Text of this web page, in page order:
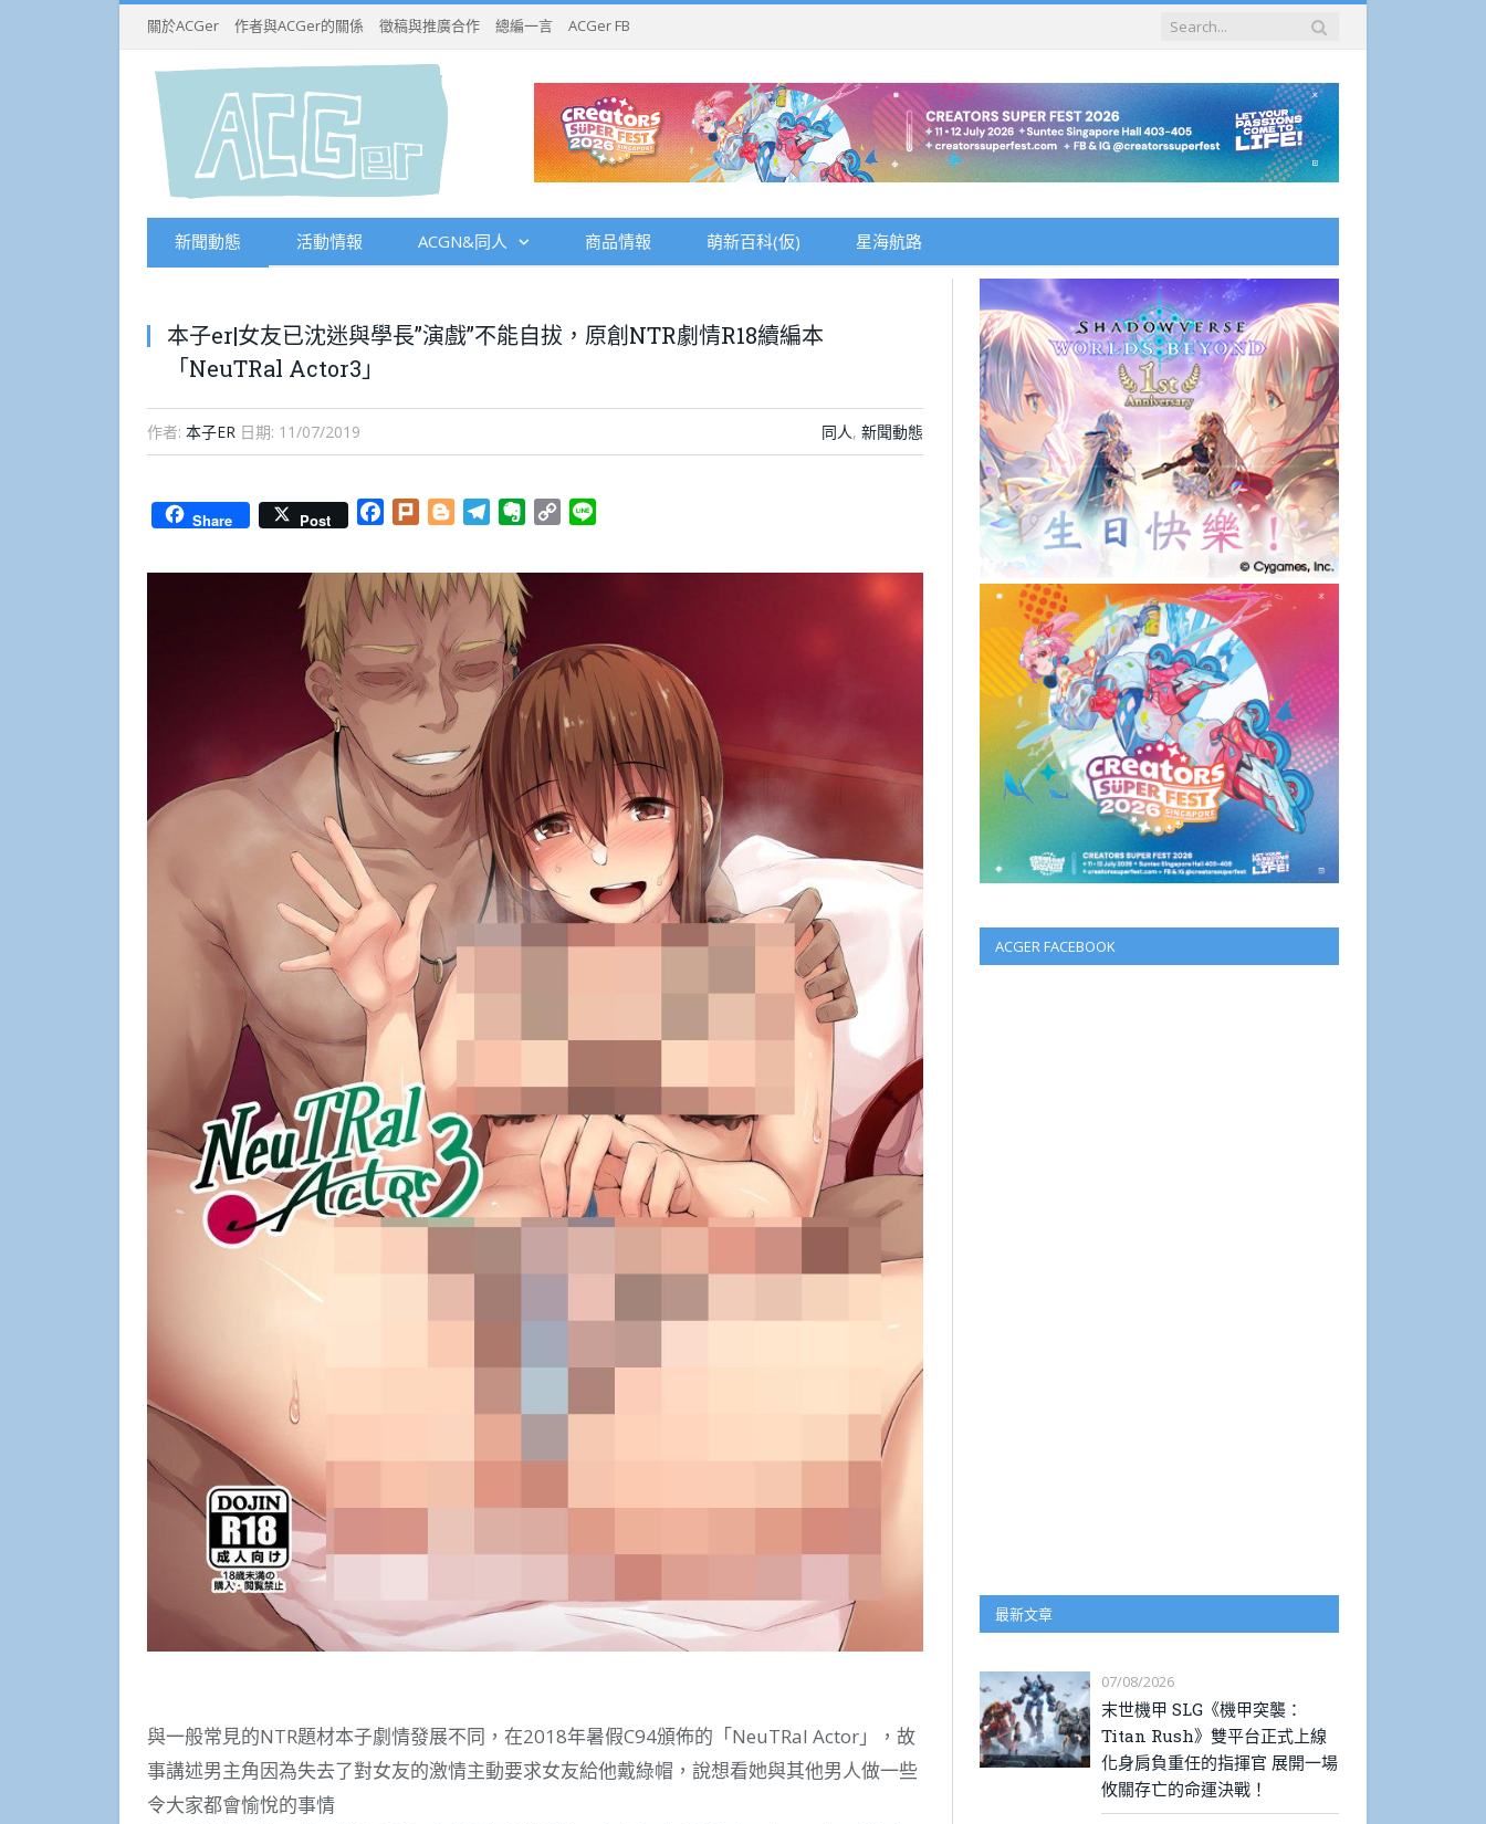
關於ACGer 作者與ACGer的關係 徵稿與推廣合作 總編一言 ACGer FB
新聞動態 活動情報 ACGN&同人 商品情報 萌新百科(仮) 星海航路
本子er|女友已沈迷與學長”演戲”不能自拔，原創NTR劇情R18續編本
「NeuTRal Actor3」
作者: 本子ER 日期: 11/07/2019 同人, 新聞動態
Share Post Facebook
Plurk BloggerTelegramEvernote
Copy
與一般常見的NTR題材本子劇情發展不同，在2018年暑假C94頒佈的「NeuTRal Actor」，故
事講述男主角因為失去了對女友的激情主動要求女友給他戴綠帽，說想看她與其他男人做一些
令大家都會愉悅的事情
ACGER FACEBOOK
最新文章
07/08/2026
末世機甲 SLG《機甲突襲：
Titan Rush》雙平台正式上線
化身肩負重任的指揮官 展開一場
攸關存亡的命運決戰！